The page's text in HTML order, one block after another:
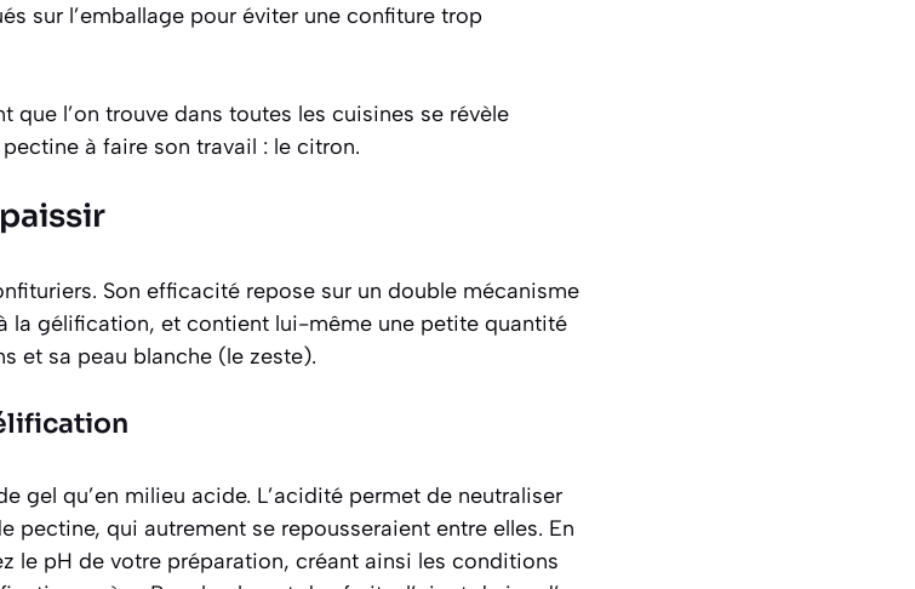
sur l’emballage pour éviter une confiture trop
que l’on trouve dans toutes les cuisines se révèle
à faire son travail : le citron.
Son efficacité repose sur un double mécanisme
la gélification, et contient lui-même une petite quantité
et sa peau blanche (le zeste).
gel qu’en milieu acide. L’acidité permet de neutraliser
pectine, qui autrement se repousseraient entre elles. En
le pH de votre préparation, créant ainsi les conditions